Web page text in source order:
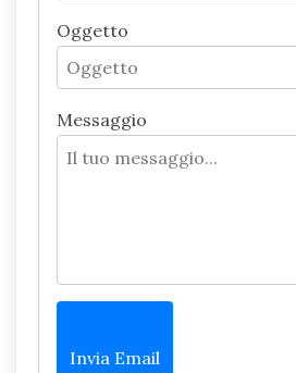
Oggetto
Messaggio
Invia Email